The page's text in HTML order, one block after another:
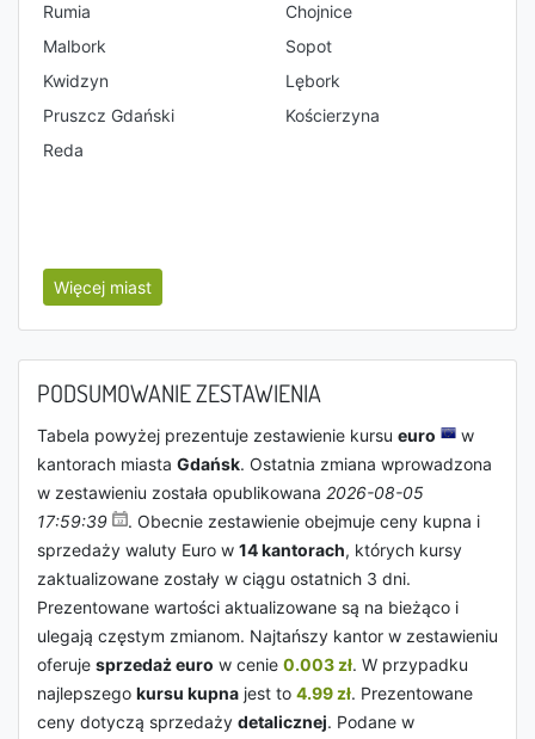
Rumia
Chojnice
Malbork
Sopot
Kwidzyn
Lębork
Pruszcz Gdański
Kościerzyna
Reda
Więcej miast
PODSUMOWANIE ZESTAWIENIA
Tabela powyżej prezentuje zestawienie kursu euro
w
kantorach miasta Gdańsk. Ostatnia zmiana wprowadzona
w zestawieniu została opublikowana 2026-08-05
17:59:39
. Obecnie zestawienie obejmuje ceny kupna i
sprzedaży waluty Euro w 14 kantorach, których kursy
zaktualizowane zostały w ciągu ostatnich 3 dni.
Prezentowane wartości aktualizowane są na bieżąco i
ulegają częstym zmianom. Najtańszy kantor w zestawieniu
oferuje sprzedaż euro w cenie 0.003 zł. W przypadku
najlepszego kursu kupna jest to 4.99 zł. Prezentowane
ceny dotyczą sprzedaży detalicznej. Podane w